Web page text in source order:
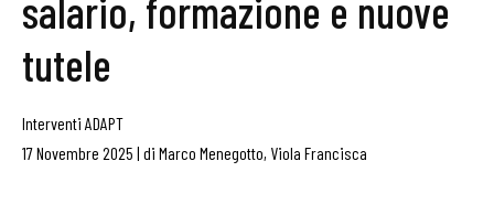
salario, formazione e nuove
tutele
Interventi ADAPT
17 Novembre 2025 | di Marco Menegotto, Viola Francisca